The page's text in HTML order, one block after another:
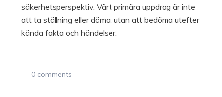
säkerhetsperspektiv. Vårt primära uppdrag är inte
att ta ställning eller döma, utan att bedöma utefter
kända fakta och händelser.
0 comments